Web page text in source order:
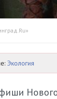
Экология